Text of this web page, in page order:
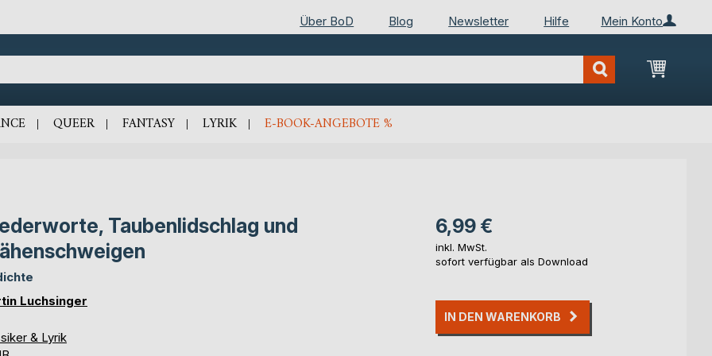
Mein Konto
Über BoD Blog Newsletter Hilfe
Mein
QUEER FANTASY LYRIK E-BOOK-ANGEBOTE %
Taubenlidschlag und
Luchsinger
& Lyrik
6,99 €
inkl. MwSt.
sofort verfügbar als Download
IN DEN WARENKORB